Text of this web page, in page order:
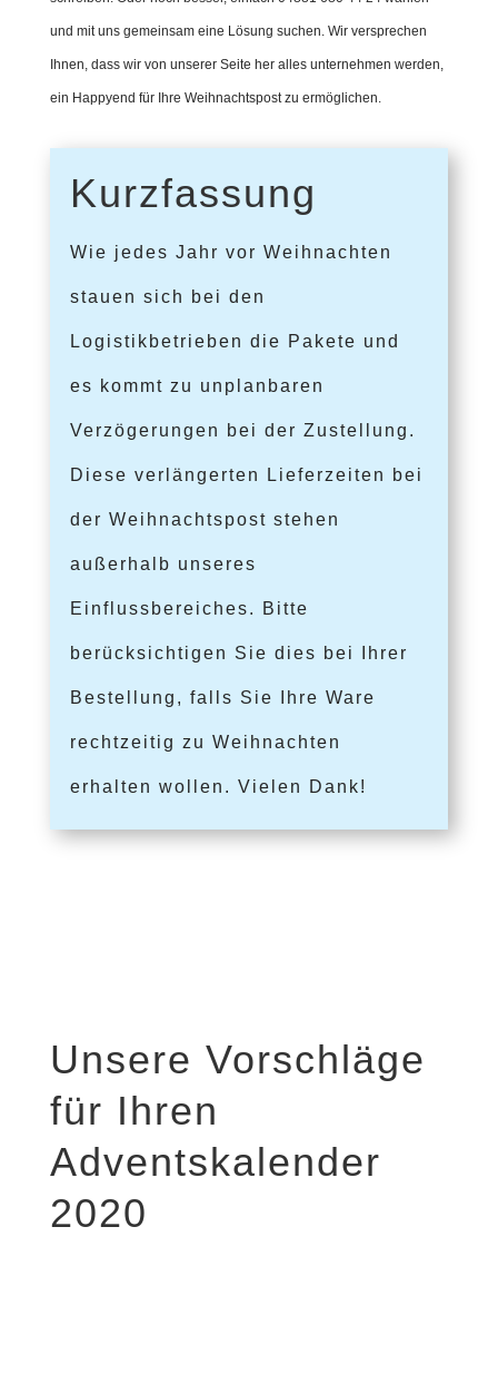
und mit uns gemeinsam eine Lösung suchen. Wir versprechen
Ihnen, dass wir von unserer Seite her alles unternehmen werden,
ein Happyend für Ihre Weihnachtspost zu ermöglichen.
Kurzfassung
Wie jedes Jahr vor Weihnachten
stauen sich bei den
Logistikbetrieben die Pakete und
es kommt zu unplanbaren
Verzögerungen bei der Zustellung.
Diese verlängerten Lieferzeiten bei
der Weihnachtspost stehen
außerhalb unseres
Einflussbereiches. Bitte
berücksichtigen Sie dies bei Ihrer
Bestellung, falls Sie Ihre Ware
rechtzeitig zu Weihnachten
erhalten wollen. Vielen Dank!
Unsere Vorschläge
für Ihren
Adventskalender
2020